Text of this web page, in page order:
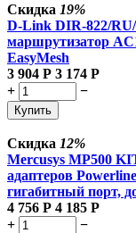
Скидка 19%
D-Link DIR-822/
маршрутизатор
EasyMesh
3 904 Р 3 174 Р
+
−
Купить
Скидка 12%
Mercusys MP500
адаптеров
гигабитный порт,
4 756 Р 4 185 Р
+
−